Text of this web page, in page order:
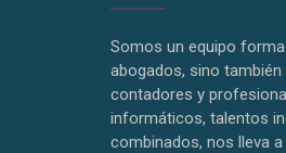
Somos un equipo
abogados, sino también
contadores y
informáticos, talentos
combinados, nos lleva